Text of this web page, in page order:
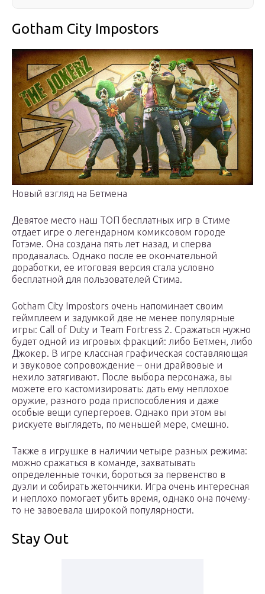
Gotham City Impostors
Новый взгляд на Бетмена
Девятое место наш ТОП бесплатных игр в Стиме
отдает игре о легендарном комиксовом городе
Готэме. Она создана пять лет назад, и сперва
продавалась. Однако после ее окончательной
доработки, ее итоговая версия стала условно
бесплатной для пользователей Стима.
Gotham City Impostors очень напоминает своим
геймплеем и задумкой две не менее популярные
игры: Call of Duty и Team Fortress 2. Сражаться нужно
будет одной из игровых фракций: либо Бетмен, либо
Джокер. В игре классная графическая составляющая
и звуковое сопровождение – они драйвовые и
нехило затягивают. После выбора персонажа, вы
можете его кастомизировать: дать ему неплохое
оружие, разного рода приспособления и даже
особые вещи супергероев. Однако при этом вы
рискуете выглядеть, по меньшей мере, смешно.
Также в игрушке в наличии четыре разных режима:
можно сражаться в команде, захватывать
определенные точки, бороться за первенство в
дуэли и собирать жетончики. Игра очень интересная
и неплохо помогает убить время, однако она почему-
то не завоевала широкой популярности.
Stay Out